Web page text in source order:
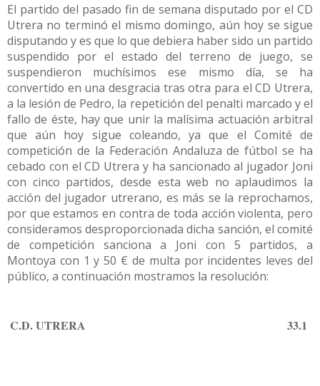
El partido del pasado fin de semana disputado por el CD
Utrera no terminó el mismo domingo, aún hoy se sigue
disputando y es que lo que debiera haber sido un partido
suspendido por el estado del terreno de juego, se
suspendieron muchísimos ese mismo día, se ha
convertido en una desgracia tras otra para el CD Utrera,
a la lesión de Pedro, la repetición del penalti marcado y el
fallo de éste, hay que unir la malísima actuación arbitral
que aún hoy sigue coleando, ya que el Comité de
competición de la Federación Andaluza de fútbol se ha
cebado con el CD Utrera y ha sancionado al jugador Joni
con cinco partidos, desde esta web no aplaudimos la
acción del jugador utrerano, es más se la reprochamos,
por que estamos en contra de toda acción violenta, pero
consideramos desproporcionada dicha sanción, el comité
de competición sanciona a Joni con 5 partidos, a
Montoya con 1 y 50 € de multa por incidentes leves del
público, a continuación mostramos la resolución:
C.D. UTRERA 33.1